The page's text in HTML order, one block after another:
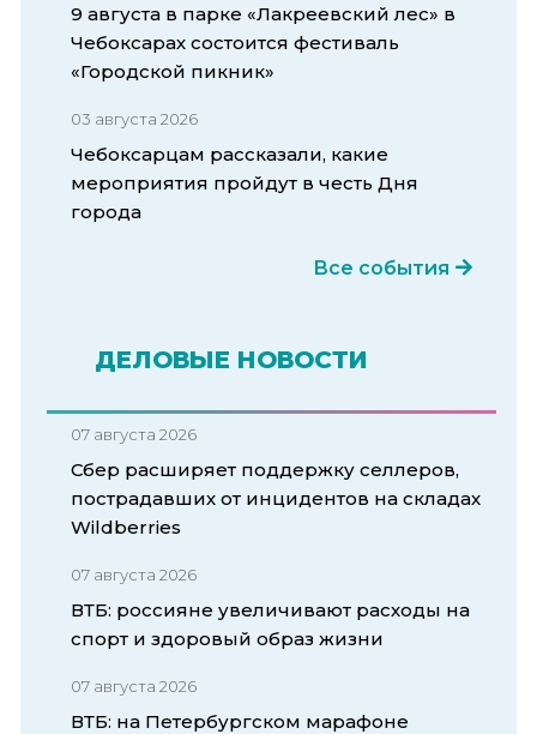
9 августа в парке «Лакреевский лес» в
Чебоксарах состоится фестиваль
«Городской пикник»
03 августа 2026
Чебоксарцам рассказали, какие
мероприятия пройдут в честь Дня
города
Все события
ДЕЛОВЫЕ НОВОСТИ
07 августа 2026
Сбер расширяет поддержку селлеров,
пострадавших от инцидентов на складах
Wildberries
07 августа 2026
ВТБ: россияне увеличивают расходы на
спорт и здоровый образ жизни
07 августа 2026
ВТБ: на Петербургском марафоне